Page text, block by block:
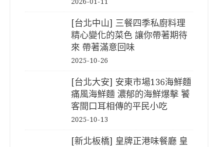
[台北中山] 三餐四季私廚料理
精心變化的菜色 讓你帶著期待
來 帶著滿意回味
2025-10-26
[台北大安] 安東市場136海鮮麵
痛風海鮮麵 濃郁的海鮮爆擊 饕
客間口耳相傳的平民小吃
2025-10-13
[新北板橋] 皇牌正港味餐廳 皇